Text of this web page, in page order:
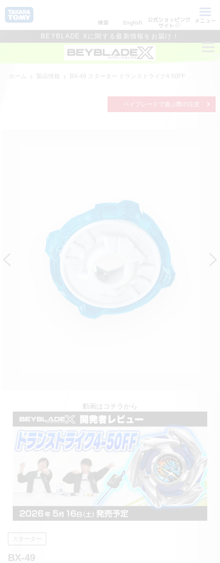
検索 English 公式ショッピング
サイト
メニュー
BEYBLADE Xに関する最新情報をお届け！
ホーム 製品情報 BX-49 スターター ドランストライク4-50FF
ベイブレードで遊ぶ際の注意
動画はコチラから
スターター
BX-49